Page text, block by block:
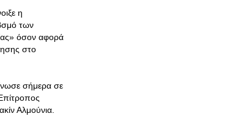
η
των
όσον αφορά
στο
σήμερα σε
Αλμούνια.